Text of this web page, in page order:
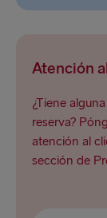
Atención
¿Tiene
reserva?
atención al
sección de